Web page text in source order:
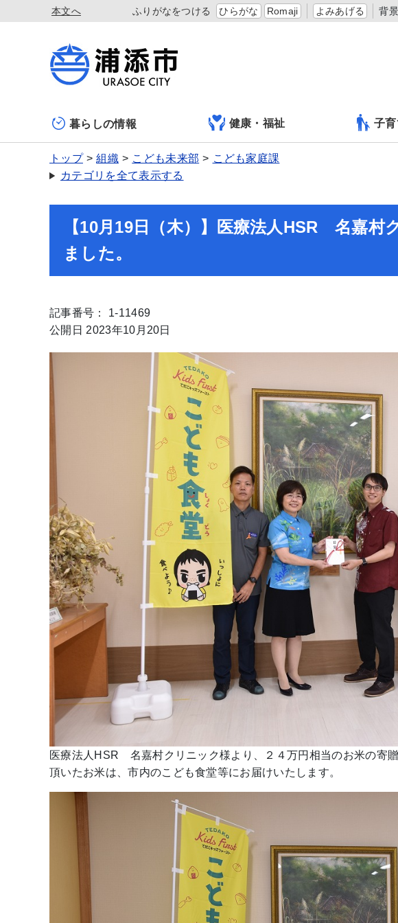
本文へ ふりがなをつける ひらがな Romaji よみあげる 背
暮らしの情報 健康・福祉 子
トップ 組織 こども未来部
こども家庭課
カテゴリを全て表示する
【10月19日（木）】医療法人HSR 名嘉村
ました。
記事番号： 1-11469
公開日 2023年10月20日
医療法人HSR 名嘉村クリニック様より、２４万円相当のお米の寄贈
頂いたお米は、市内のこども食堂等にお届けいたします。